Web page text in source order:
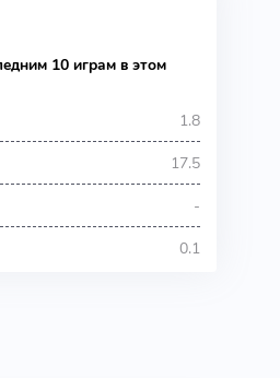
10 играм в этом
1.8
17.5
-
0.1